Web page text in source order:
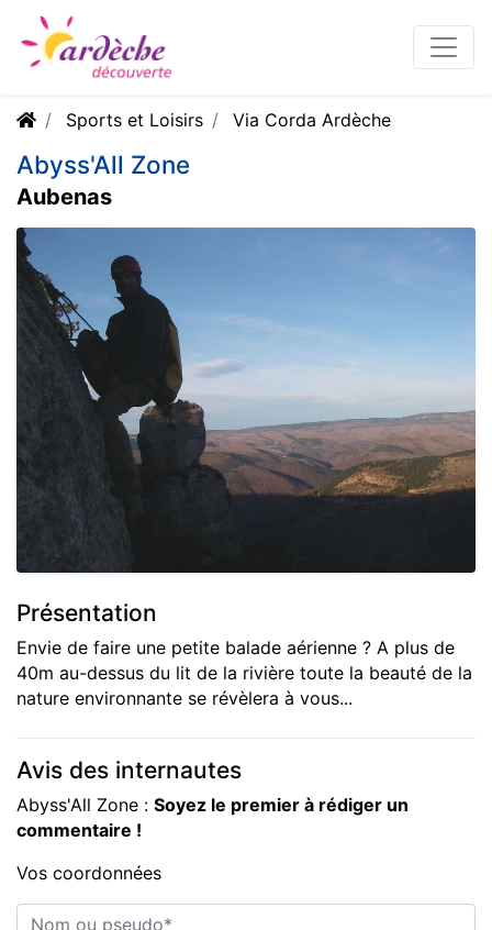
Sports et Loisirs Via Corda Ardèche
Abyss'All Zone
Aubenas
Présentation
Envie de faire une petite balade aérienne ? A plus de
40m au-dessus du lit de la rivière toute la beauté de la
nature environnante se révèlera à vous...
Avis des internautes
Abyss'All Zone : Soyez le premier à rédiger un
commentaire !
Vos coordonnées
Nom ou pseudo*